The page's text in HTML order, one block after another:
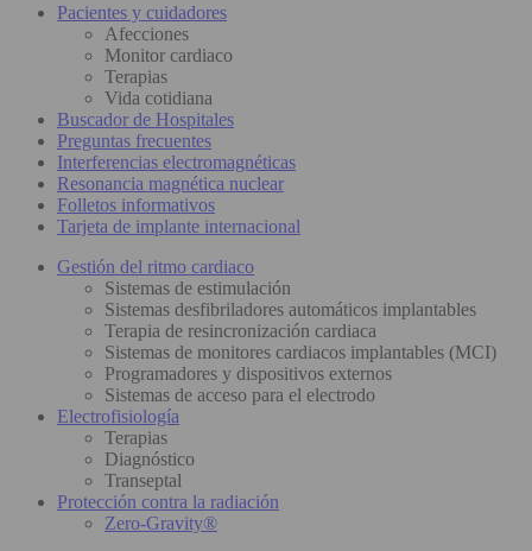
Pacientes y cuidadores
Afecciones
Monitor cardiaco
Terapias
Vida cotidiana
Buscador de Hospitales
Preguntas frecuentes
Interferencias electromagnéticas
Resonancia magnética nuclear
Folletos informativos
Tarjeta de implante internacional
Gestión del ritmo cardiaco
Sistemas de estimulación
Sistemas desfibriladores automáticos implantables
Terapia de resincronización cardiaca
Sistemas de monitores cardiacos implantables (MCI)
Programadores y dispositivos externos
Sistemas de acceso para el electrodo
Electrofisiología
Terapias
Diagnóstico
Transeptal
Protección contra la radiación
Zero-Gravity®